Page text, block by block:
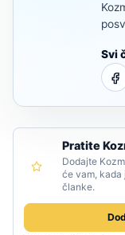
Svi
Pratite
Dodajte
će vam,
članke.